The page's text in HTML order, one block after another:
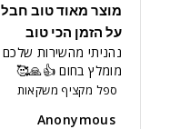
מוצר מאוד טוב חבל
על הזמן הכי טוב
מומלץ בחום 👍🙏🥰
ספל מקציף משקאות
Anonymous